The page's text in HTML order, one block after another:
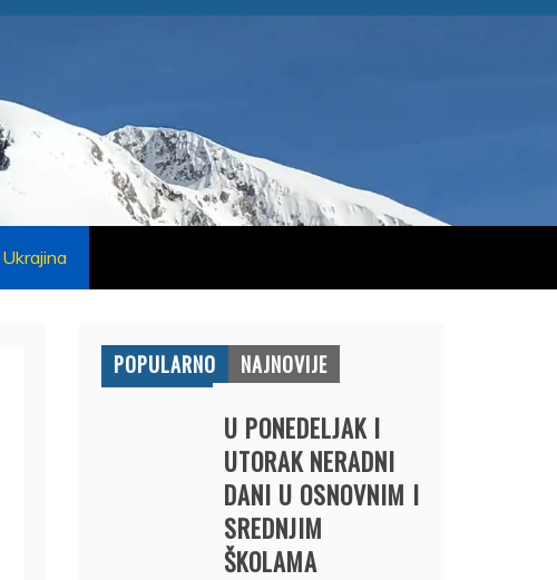
Ukrajina
POPULARNO NAJNOVIJE
U PONEDELJAK I
UTORAK NERADNI
DANI U OSNOVNIM I
SREDNJIM
ŠKOLAMA